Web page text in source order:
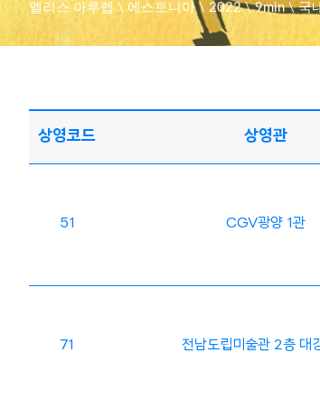
멜리스 아루렙 \ 에스토니아 \ 2022 \ 9min \ 국
상영코드 상영관
51 CGV광양 1관
71 전남도립미술관 2층 대